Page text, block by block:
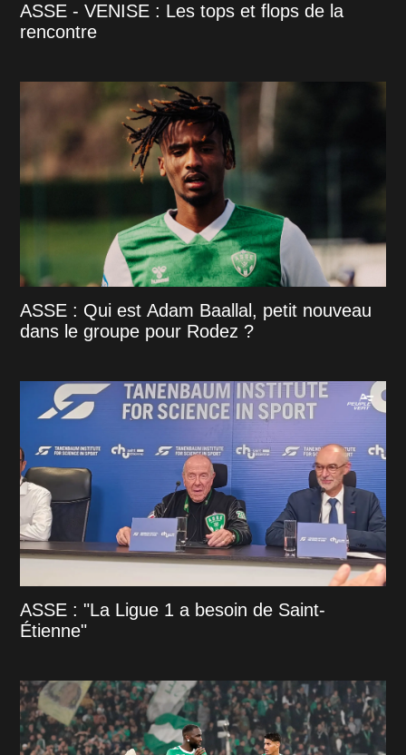
ASSE - VENISE : Les tops et flops de la
rencontre
ASSE : Qui est Adam Baallal, petit nouveau
dans le groupe pour Rodez ?
ASSE : "La Ligue 1 a besoin de Saint-
Étienne"